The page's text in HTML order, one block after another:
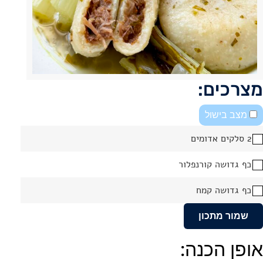
מצרכים:
מצב בישול
2 סלקים אדומים
כף גדושה קורנפלור
כף גדושה קמח
שמור מתכון
אופן הכנה: